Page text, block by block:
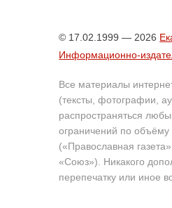
© 17.02.1999 — 2026
Информационно-
Все материалы
(тексты, фотографии,
распространяться
ограничений по объёму
(«Православная
«Союз»). Никакого
перепечатку или иное